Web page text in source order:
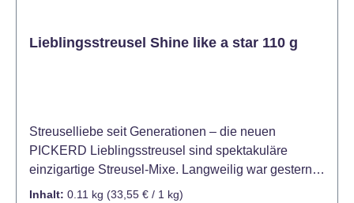
Lieblingsstreusel Shine like a star 110 g
Streuselliebe seit Generationen – die neuen
PICKERD Lieblingsstreusel sind spektakuläre
einzigartige Streusel-Mixe. Langweilig war gestern!
PICKERD Lieblingsstreusel sind außergewöhnliche
Inhalt: 0.11 kg (33,55 € / 1 kg)